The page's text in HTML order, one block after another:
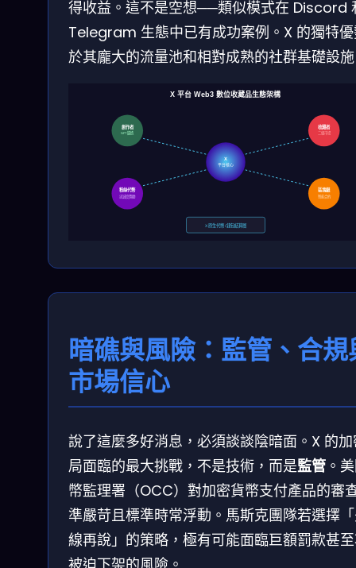
得收益。這不是空想──類似模式在 Discord
Telegram 生態中已有成功案例。X 的獨特
於其龐大的流量池和相對成熟的社群基礎設
X 平台 Web3 數位收藏品生態架構
X
平台核心
創作者
NFT 鑄造
收藏者
二級市場
粉絲代幣
忠誠度獎勵
區塊鏈
智能合約
X 原生代幣 / 錢包結算層
暗礁與風險：監管、合規
市場信心
說了這麼多好消息，必須談談陰暗面。X 的
局面臨的最大挑戰，不是技術，而是監管 。
幣監理署（OCC）對加密貨幣支付產品的審
準嚴苛且標準時常浮動。馬斯克團隊若選擇
線再說」的策略，極有可能面臨巨額罰款甚